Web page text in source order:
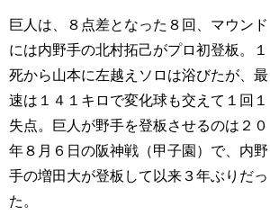
巨人は、８点差となった８回、マウンド
には内野手の北村拓己がプロ初登板。１
死から山本に左越えソロは浴びたが、最
速は１４１キロで変化球も交えて１回１
失点。巨人が野手を登板させるのは２０
年８月６日の阪神戦（甲子園）で、内野
手の増田大が登板して以来３年ぶりだっ
た。